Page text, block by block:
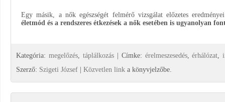
Egy másik, a nők egészségét felmérő vizsgálat előzetes
életmód és a rendszeres étkezések a nők esetében is ugyanolyan
Kategória: megelőzés, táplálkozás| Címke: érelmeszesedés,érhálózat ,
Szerző: Szigeti József Közvetlen link a könyvjelzőbe.